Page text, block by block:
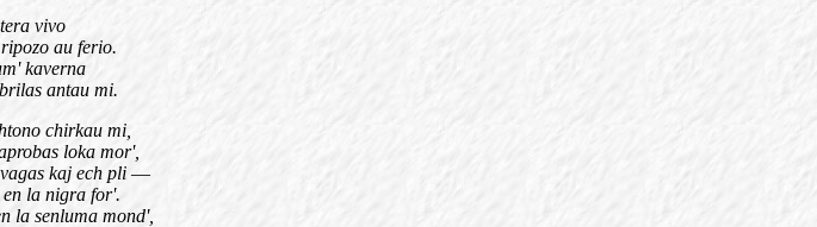
vivo
au ferio.
kaverna
antau mi.
chirkau mi,
loka mor',
kaj ech pli —
la nigra for'.
la senluma mond',